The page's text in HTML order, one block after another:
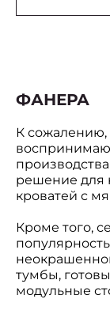
ФАНЕРА
К
решение для
кроватей с
Кроме того,
тумбы,
модульные